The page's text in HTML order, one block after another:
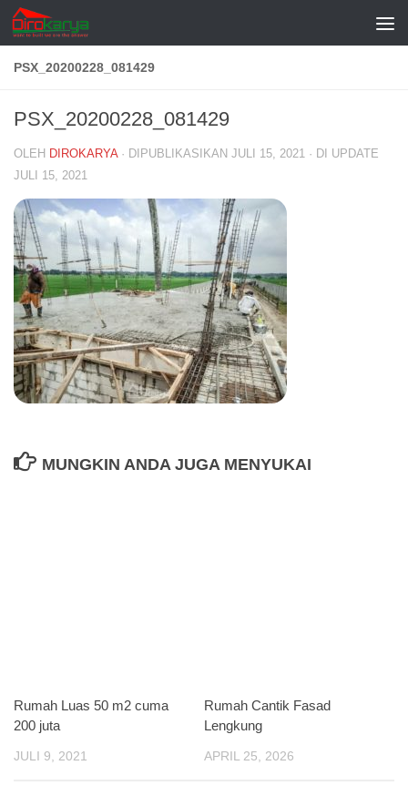
Skip to content
PSX_20200228_081429
PSX_20200228_081429
OLEH DIROKARYA · DIPUBLIKASIKAN JULI 15, 2021 · DI UPDATE
JULI 15, 2021
MUNGKIN ANDA JUGA MENYUKAI
Rumah Luas 50 m2 cuma
200 juta
JULI 9, 2021
Rumah Cantik Fasad
Lengkung
APRIL 25, 2026